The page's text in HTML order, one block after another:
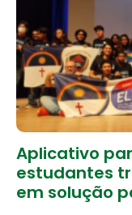
Aplicativo
estudantes
em solução